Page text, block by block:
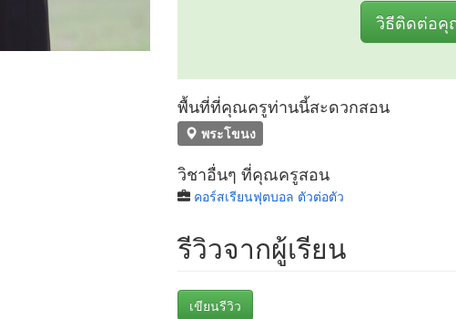
วิธีติดต่อคุ
พื้นที่ที่คุณครูท่านนี้สะดวกสอน
พระโขนง
วิชาอื่นๆ ที่คุณครูสอน
คอร์สเรียนฟุตบอล ตัวต่อตัว
รีวิวจากผู้เรียน
เขียนรีวิว